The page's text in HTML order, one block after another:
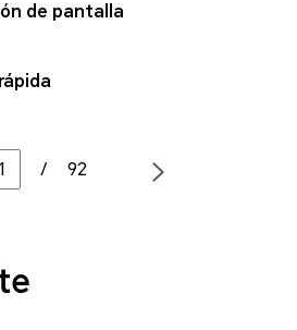
de pantalla
/ 92